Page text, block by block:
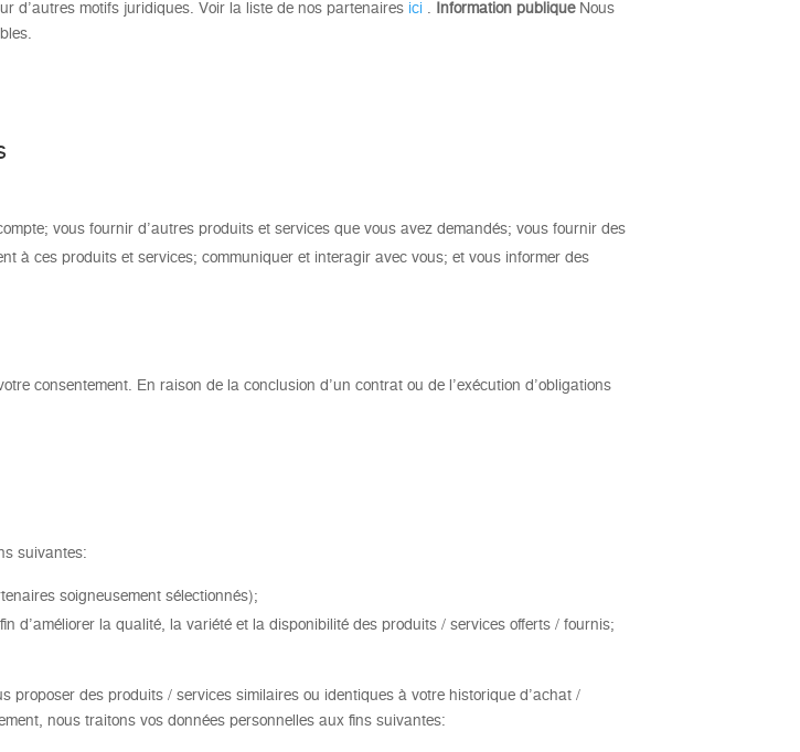
d’autres motifs juridiques. Voir la liste de nos partenaires ici Information publiqueNous
vous fournir d’autres produits et services que vous avez demandés; vous fournir des
à ces produits et services; communiquer et interagir avec vous; et vous informer des
consentement. En raison de la conclusion d’un contrat ou de l’exécution d’obligations
suivantes:
soigneusement sélectionnés);
d’améliorer la qualité, la variété et la disponibilité des produits / services offerts / fournis;
des produits / services similaires ou identiques à votre historique d’achat /
nous traitons vos données personnelles aux fins suivantes: